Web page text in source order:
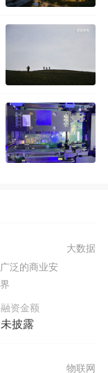
泛的商业安
大数据
融资金额
未披露
物联网